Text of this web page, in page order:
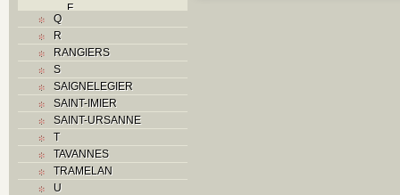
F
H
I
J
K
M
Monuments historiques
Q
R
RANGIERS
S
SAIGNELEGIER
SAINT-IMIER
SAINT-URSANNE
T
TAVANNES
TRAMELAN
U